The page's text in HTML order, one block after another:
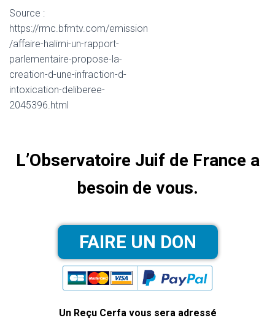
Source :
https://rmc.bfmtv.com/emission
/affaire-halimi-un-rapport-
parlementaire-propose-la-
creation-d-une-infraction-d-
intoxication-deliberee-
2045396.html
L’Observatoire Juif de France a
besoin de vous.
Un Reçu Cerfa vous sera adressé